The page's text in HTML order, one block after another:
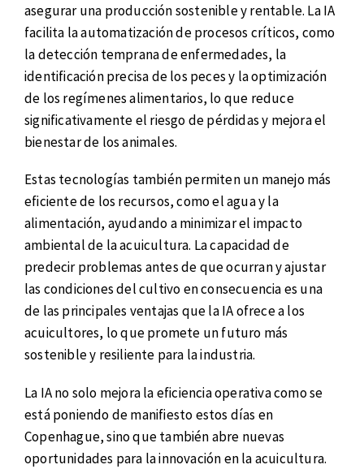
asegurar una producción sostenible y rentable. La IA
facilita la automatización de procesos críticos, como
la detección temprana de enfermedades, la
identificación precisa de los peces y la optimización
de los regímenes alimentarios, lo que reduce
significativamente el riesgo de pérdidas y mejora el
bienestar de los animales.
Estas tecnologías también permiten un manejo más
eficiente de los recursos, como el agua y la
alimentación, ayudando a minimizar el impacto
ambiental de la acuicultura. La capacidad de
predecir problemas antes de que ocurran y ajustar
las condiciones del cultivo en consecuencia es una
de las principales ventajas que la IA ofrece a los
acuicultores, lo que promete un futuro más
sostenible y resiliente para la industria.
La IA no solo mejora la eficiencia operativa como se
está poniendo de manifiesto estos días en
Copenhague, sino que también abre nuevas
oportunidades para la innovación en la acuicultura.